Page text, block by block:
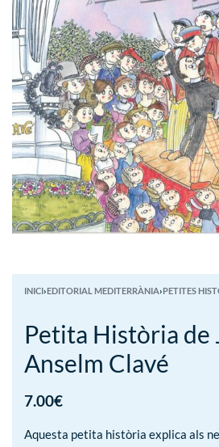
INICI›EDITORIAL MEDITERRÀNIA›PETITES
Petita Història de
Anselm Clavé
7.00€
Aquesta petita història explica als